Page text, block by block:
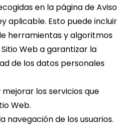
en la página de Aviso
aplicable. Esto puede incluir
herramientas y algoritmos
Web a garantizar la
de los datos personales
los servicios que
Web.
navegación de los usuarios.